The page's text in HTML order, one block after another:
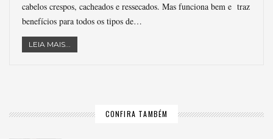
cabelos crespos, cacheados e ressecados. Mas funciona bem e traz
benefícios para todos os tipos de…
LEIA MAIS...
CONFIRA TAMBÉM